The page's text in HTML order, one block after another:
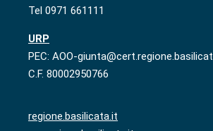
Tel 0971 661111
URP
PEC: AOO-
C.F. 80002950766
regione.basilicata.it